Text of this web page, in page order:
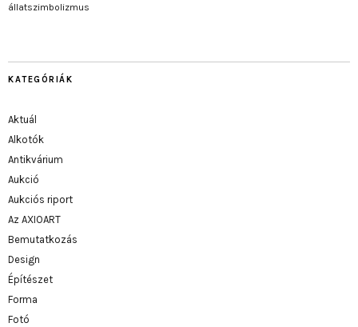
állatszimbolizmus
KATEGÓRIÁK
Aktuál
Alkotók
Antikvárium
Aukció
Aukciós riport
Az AXIOART
Bemutatkozás
Design
Építészet
Forma
Fotó